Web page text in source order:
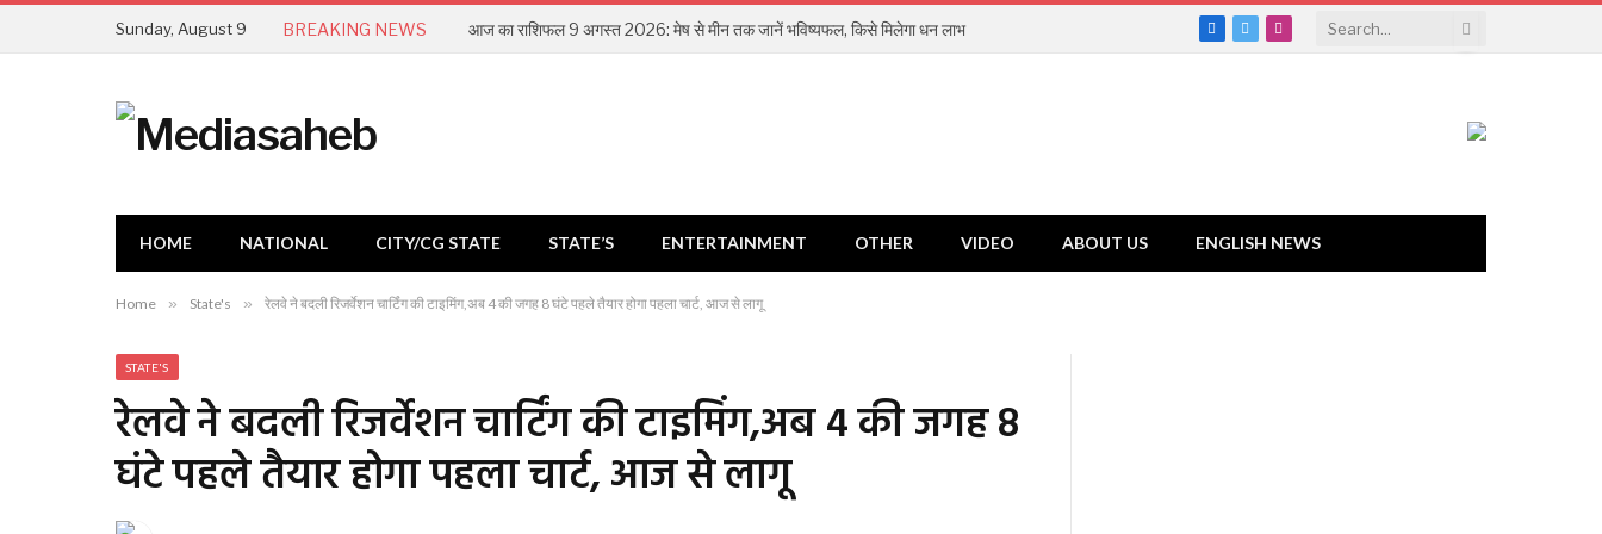
Sunday, August 9 BREAKING NEWS आज का राशिफल 9 अगस्त 2026: मेष से मीन तक जानें भविष्यफल, किसे मिलेगा धन लाभ
Facebook
TwitterInstagram
HOME NATIONAL CITY/CG STATE STATE’S ENTERTAINMENT OTHER VIDEO ABOUT US ENGLISH NEWS
Home » State's » रेलवे ने बदली रिजर्वेशन चार्टिंग की टाइमिंग,अब 4 की जगह 8 घंटे पहले तैयार होगा पहला चार्ट, आज से लागू
STATE'S
रेलवे ने बदली रिजर्वेशन चार्टिंग की टाइमिंग,अब 4 की जगह 8
घंटे पहले तैयार होगा पहला चार्ट, आज से लागू